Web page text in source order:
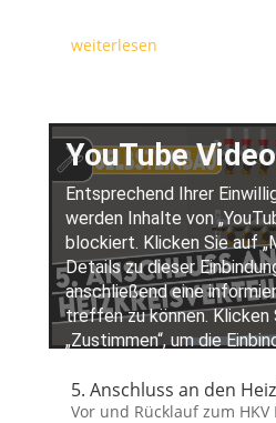
weiterlesen
5. Anschluss an den
Vor und Rücklauf zum